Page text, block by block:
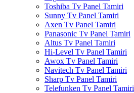
Toshiba Tv Panel Tamiri
Sunny Tv Panel Tamiri
Axen Tv Panel Tamiri
Panasonic Tv Panel Tamiri
Altus Tv Panel Tamiri
Hi-Level Tv Panel Tamiri
Awox Tv Panel Tamiri
Navitech Tv Panel Tamiri
Sharp Tv Panel Tamiri
Telefunken Tv Panel Tamiri